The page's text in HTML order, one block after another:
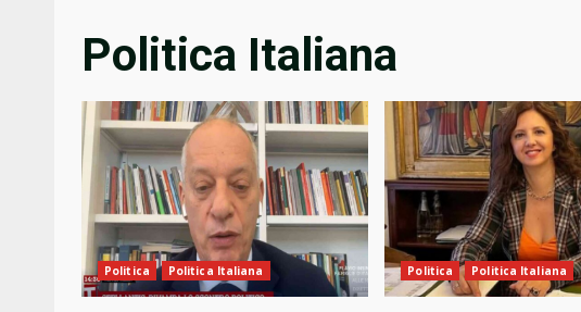
Politica Italiana
Politica Politica Italiana Politica Politica Italiana